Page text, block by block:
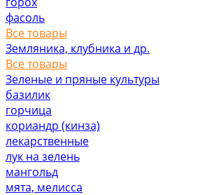
фасоль
Все товары
Земляника, клубника и др.
Все товары
Зеленые и пряные культуры
базилик
горчица
кориандр (кинза)
лекарственные
лук на зелень
мангольд
мята, мелисса